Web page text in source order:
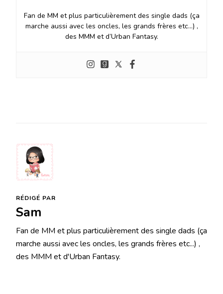
Fan de MM et plus particulièrement des single dads (ça
marche aussi avec les oncles, les grands frères etc…) ,
des MMM et d’Urban Fantasy.
RÉDIGÉ PAR
Sam
Fan de MM et plus particulièrement des single dads (ça
marche aussi avec les oncles, les grands frères etc...) ,
des MMM et d'Urban Fantasy.